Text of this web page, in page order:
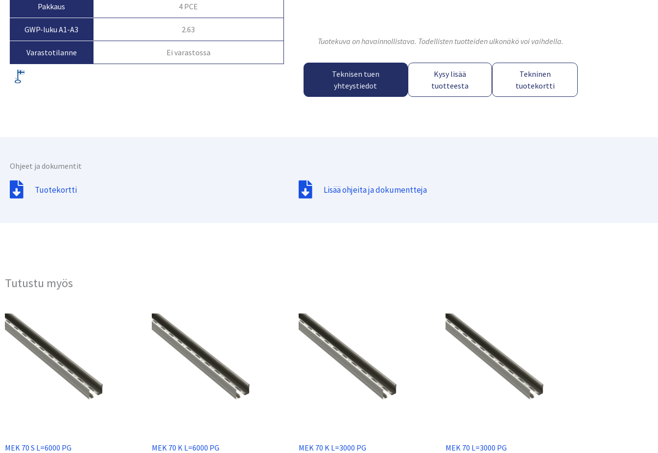
Pakkaus 4 PCE
GWP-luku A1-A3 2.63
Varastotilanne Ei varastossa
Tuotekuva on havainnollistava. Todellisten tuotteiden ulkonäkö voi vaihdella.
Teknisen tuen
yhteystiedot
Kysy lisää
tuotteesta
Tekninen
tuotekortti
Ohjeet ja dokumentit
Tuotekortti Lisää ohjeita ja dokumentteja
Tutustu myös
MEK 70 S L=6000 PG
MEK 70 K L=6000 PG
MEK 70 K L=3000 PG
MEK 70 L=3000 PG